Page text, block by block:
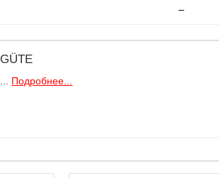
–
GÜTE
Подробнее...